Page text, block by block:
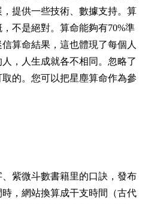
提供一些技術、數據支持。算
不是絕對。算命能夠有70%準
算命結果，這也體現了每個人
，人生成就各不相同。忽略了
的。您可以把星塵算命作為參
紫微斗數書籍里的口訣，發布
，網站換算成干支時間（古代